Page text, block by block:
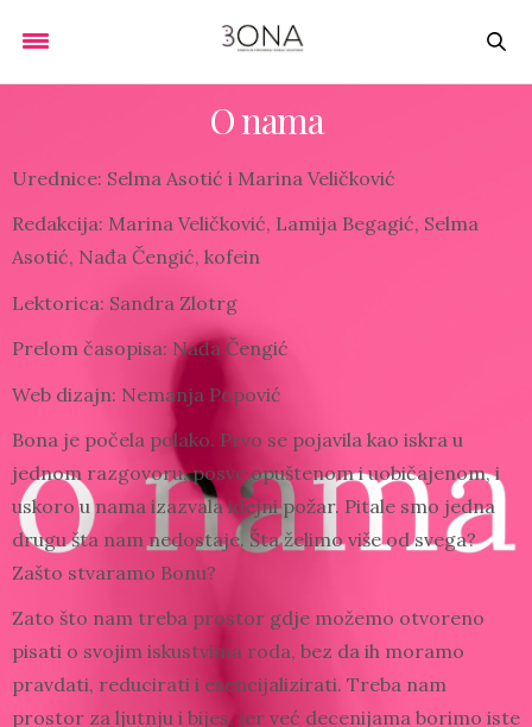
O nama
Urednice: Selma Asotić i Marina Veličković
Redakcija: Marina Veličković, Lamija Begagić, Selma
Asotić, Nađa Čengić, kofein
Lektorica: Sandra Zlotrg
Prelom časopisa: Nađa Čengić
Web dizajn: Nemanja Popović
Bona je počela polako. Prvo se pojavila kao iskra u
jednom razgovoru, posve opuštenom i uobičajenom, i
uskoro u nama izazvala idejni požar. Pitale smo jedna
drugu šta nam nedostaje. Šta želimo više od svega?
Zašto stvaramo Bonu?
Zato što nam treba prostor gdje možemo otvoreno
pisati o svojim iskustvima roda, bez da ih moramo
pravdati, reducirati i esencijalizirati. Treba nam
prostor za ljutnju i bijes, jer već decenijama borimo iste